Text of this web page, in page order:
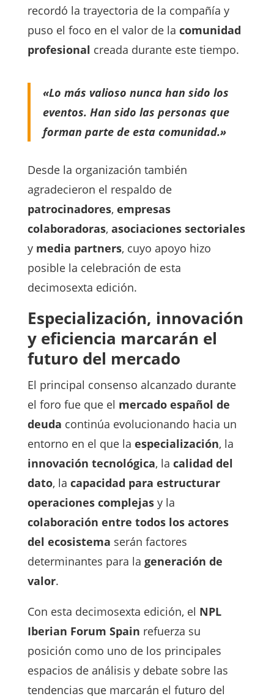
recordó la trayectoria de la compañía y
puso el foco en el valor de la comunidad
profesional creada durante este tiempo.
«Lo más valioso nunca han sido los
eventos. Han sido las personas que
forman parte de esta comunidad.»
Desde la organización también
agradecieron el respaldo de
patrocinadores, empresas
colaboradoras, asociaciones sectoriales
y media partners, cuyo apoyo hizo
posible la celebración de esta
decimosexta edición.
Especialización, innovación
y eficiencia marcarán el
futuro del mercado
El principal consenso alcanzado durante
el foro fue que el mercado español de
deuda continúa evolucionando hacia un
entorno en el que la especialización, la
innovación tecnológica, la calidad del
dato, la capacidad para estructurar
operaciones complejasy la
colaboración entre todos los actores
del ecosistema serán factores
determinantes para la generación de
valor.
Con esta decimosexta edición, el NPL
Iberian Forum Spain refuerza su
posición como uno de los principales
espacios de análisis y debate sobre las
tendencias que marcarán el futuro del